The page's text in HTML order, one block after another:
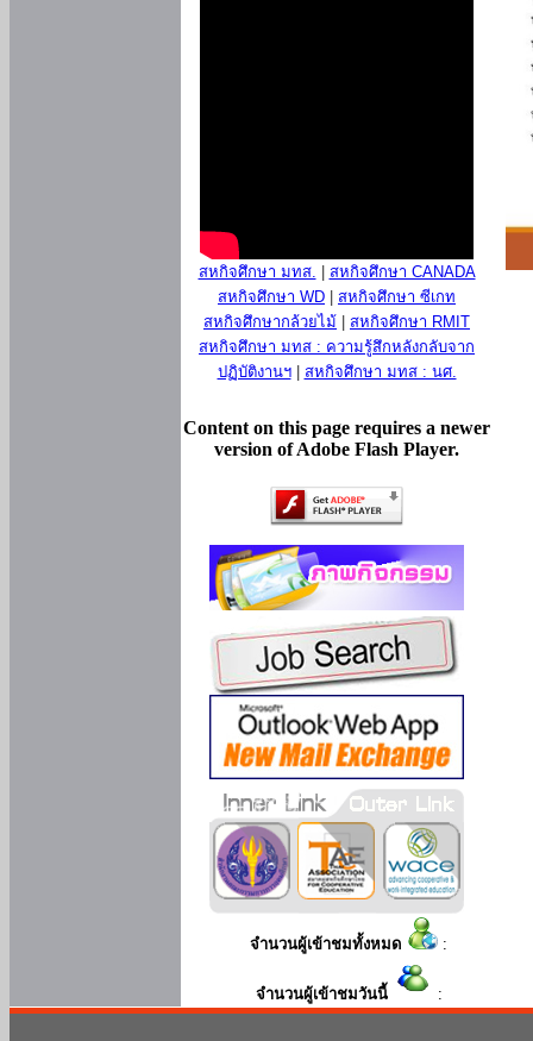
สหกิจศึกษา มทส.
สหกิจศึกษา CANADA
สหกิจศึกษา WD
สหกิจศึกษา ซีเกท
สหกิจศึกษากล้วยไม้
สหกิจศึกษา RMIT
สหกิจศึกษา มทส : ความรู้สึกหลังกลับจาก
ปฏิบัติงานฯ| สหกิจศึกษา มทส : นศ.
Content on this page requires a newer
version of Adobe Flash Player.
จำนวนผู้เข้าชมทั้งหมด :
จำนวนผู้เข้าชมวันนี้ :